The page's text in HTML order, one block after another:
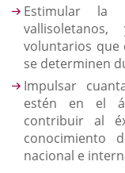
Estimular la
voluntarios que
se determinen
Impulsar
estén en el
contribuir al
conocimiento
nacional e